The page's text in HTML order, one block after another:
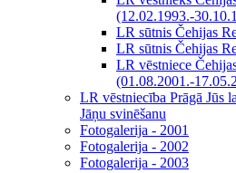
(12.02.1993.-
LR sūtnis Čehijas
LR sūtnis Čehijas
LR vēstniece
(01.08.2001.-
LR vēstniecība Prāgā Jūs
Jāņu svinēšanu
Fotogalerija - 2001
Fotogalerija - 2002
Fotogalerija - 2003